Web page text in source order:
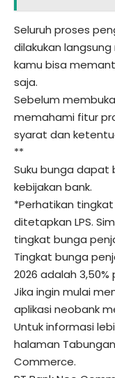
Seluruh proses
dilakukan
kamu bisa
saja.
Sebelum
memahami fitur
syarat dan
**
Suku bunga dapat
kebijakan bank.
*Perhatikan
ditetapkan LPS.
tingkat bunga
Tingkat bunga
2026 adalah 3,50%
Jika ingin mulai
aplikasi neobank
Untuk informasi
halaman
Commerce.